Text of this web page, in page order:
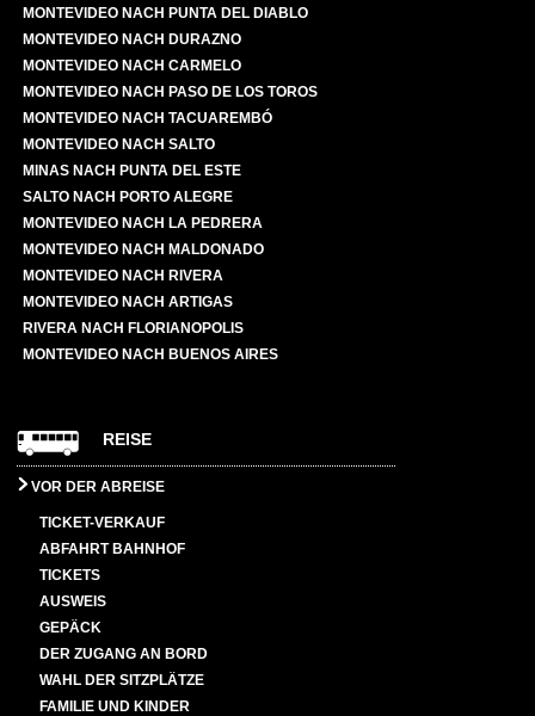
MONTEVIDEO NACH PUNTA DEL DIABLO
MONTEVIDEO NACH DURAZNO
MONTEVIDEO NACH CARMELO
MONTEVIDEO NACH PASO DE LOS TOROS
MONTEVIDEO NACH TACUAREMBÓ
MONTEVIDEO NACH SALTO
MINAS NACH PUNTA DEL ESTE
SALTO NACH PORTO ALEGRE
MONTEVIDEO NACH LA PEDRERA
MONTEVIDEO NACH MALDONADO
MONTEVIDEO NACH RIVERA
MONTEVIDEO NACH ARTIGAS
RIVERA NACH FLORIANOPOLIS
MONTEVIDEO NACH BUENOS AIRES
REISE
VOR DER ABREISE
TICKET-VERKAUF
ABFAHRT BAHNHOF
TICKETS
AUSWEIS
GEPÄCK
DER ZUGANG AN BORD
WAHL DER SITZPLÄTZE
FAMILIE UND KINDER